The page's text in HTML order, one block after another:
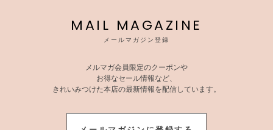
MAIL MAGAZINE
メールマガジン登録
メルマガ会員限定のクーポンや
お得なセール情報など、
きれいみつけた本店の最新情報を配信しています。